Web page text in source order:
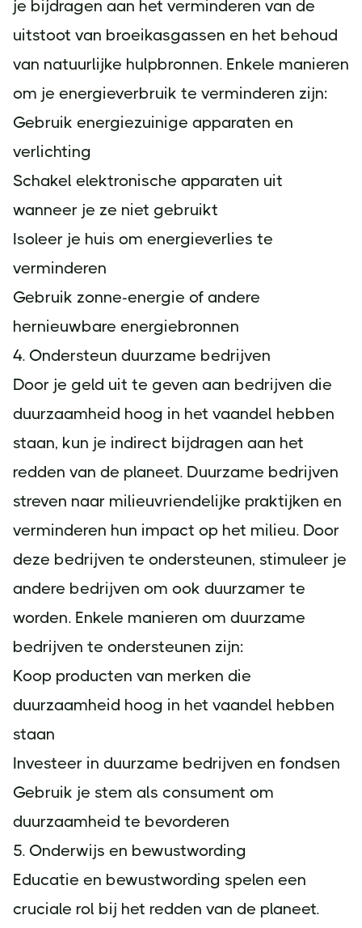
je bijdragen aan het verminderen van de
uitstoot van broeikasgassen en het behoud
van natuurlijke hulpbronnen. Enkele manieren
om je energieverbruik te verminderen zijn:
Gebruik energiezuinige apparaten en
verlichting
Schakel elektronische apparaten uit
wanneer je ze niet gebruikt
Isoleer je huis om energieverlies te
verminderen
Gebruik zonne-energie of andere
hernieuwbare energiebronnen
4. Ondersteun duurzame bedrijven
Door je geld uit te geven aan bedrijven die
duurzaamheid hoog in het vaandel hebben
staan, kun je indirect bijdragen aan het
redden van de planeet. Duurzame bedrijven
streven naar milieuvriendelijke praktijken en
verminderen hun impact op het milieu. Door
deze bedrijven te ondersteunen, stimuleer je
andere bedrijven om ook duurzamer te
worden. Enkele manieren om duurzame
bedrijven te ondersteunen zijn:
Koop producten van merken die
duurzaamheid hoog in het vaandel hebben
staan
Investeer in duurzame bedrijven en fondsen
Gebruik je stem als consument om
duurzaamheid te bevorderen
5. Onderwijs en bewustwording
Educatie en bewustwording spelen een
cruciale rol bij het redden van de planeet.